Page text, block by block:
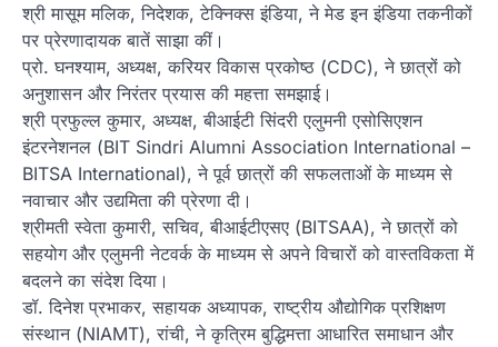
श्री मासूम मलिक, निदेशक, टेक्निक्स इंडिया, ने मेड इन इंडिया तकनीकों
पर प्रेरणादायक बातें साझा कीं।
प्रो. घनश्याम, अध्यक्ष, करियर विकास प्रकोष्ठ (CDC), ने छात्रों को
अनुशासन और निरंतर प्रयास की महत्ता समझाई।
श्री प्रफुल्ल कुमार, अध्यक्ष, बीआईटी सिंदरी एलुमनी एसोसिएशन
इंटरनेशनल (BIT Sindri Alumni Association International –
BITSA International), ने पूर्व छात्रों की सफलताओं के माध्यम से
नवाचार और उद्यमिता की प्रेरणा दी।
श्रीमती स्वेता कुमारी, सचिव, बीआईटीएसए (BITSAA), ने छात्रों को
सहयोग और एलुमनी नेटवर्क के माध्यम से अपने विचारों को वास्तविकता में
बदलने का संदेश दिया।
डॉ. दिनेश प्रभाकर, सहायक अध्यापक, राष्ट्रीय औद्योगिक प्रशिक्षण
संस्थान (NIAMT), रांची, ने कृत्रिम बुद्धिमत्ता आधारित समाधान और